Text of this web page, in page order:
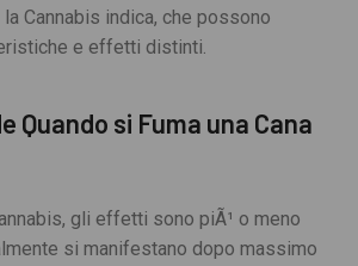
Cannabis indica, che possono
e effetti distinti.
Quando si Fuma una Cana
gli effetti sono piÃ¹ o meno
si manifestano dopo massimo